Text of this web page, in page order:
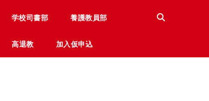
学校司書部 養護教員部
高退教 加入仮申込